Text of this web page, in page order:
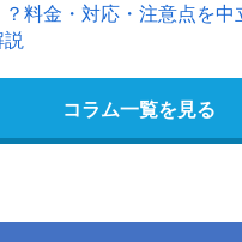
？料金・対応・注意点を中
説
コラム一覧を見る